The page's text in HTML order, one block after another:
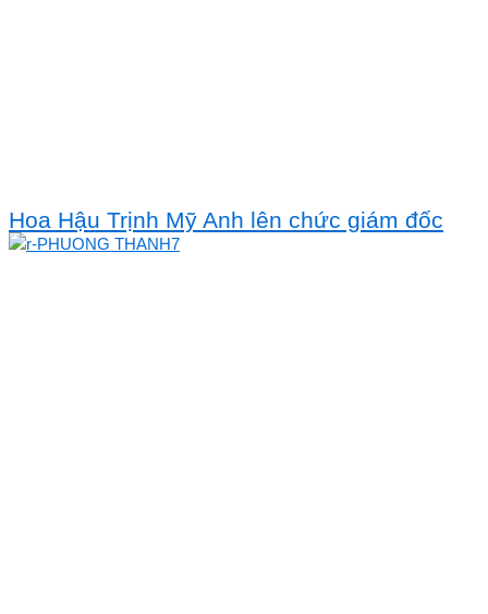
Hoa Hậu Trịnh Mỹ Anh lên chức giám đốc